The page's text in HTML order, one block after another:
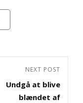
NEXT POST
Undgå at blive
blændet af